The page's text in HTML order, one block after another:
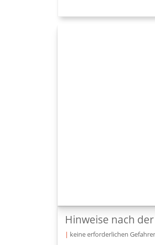
Hinweise nach
| keine erforderlichen